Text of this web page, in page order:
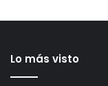
Lo más visto